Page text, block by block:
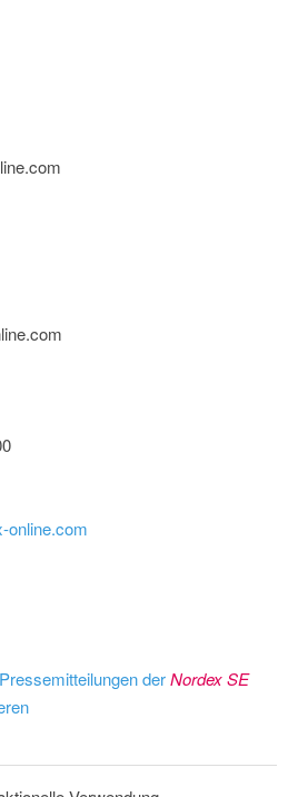
online.com
derNordex SE